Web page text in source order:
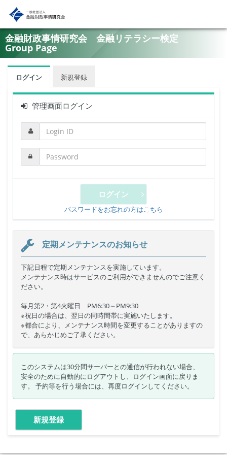
金融財政事情研究会 金融リテラシー検定
Group Page
ログイン 新規登録
管理画面ログイン
ログイン
パスワードをお忘れの方はこちら
定期メンテナンスのお知らせ
下記日程で定期メンテナンスを実施しています。
メンテナンス時はサービスのご利用ができませんのでご注意く
ださい。
毎月第2・第4火曜日 PM6:30～PM9:30
※祝日の場合は、翌日の同時間帯に実施いたします。
※都合により、メンテナンス時間を変更することがありますの
で、あらかじめご了承ください。
このシステムは30分間サーバーとの通信が行われない場合、
安全のために自動的にログアウトし、ログイン画面に戻りま
す。 予約等を行う場合には、再度ログインしてください。
新規登録